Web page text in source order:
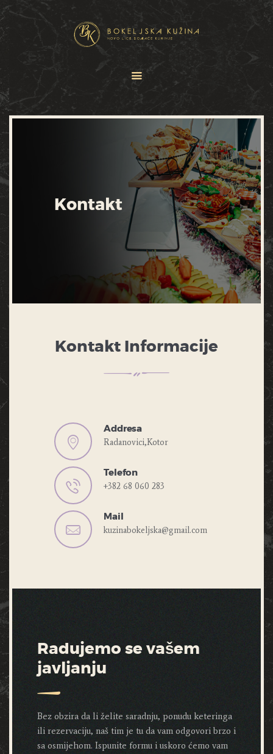
Kontakt
JELOVNICI
USLUGE
Kontakt Informacije
Addresa
Radanovici,Kotor
Telefon
+382 68 060 283
Mail
kuzinabokeljska@gmail.com
Radujemo se vašem
javljanju
Bez obzira da li želite saradnju, ponudu keteringa
ili rezervaciju, naš tim je tu da vam odgovori brzo i
sa osmijehom. Ispunite formu i uskoro ćemo vam